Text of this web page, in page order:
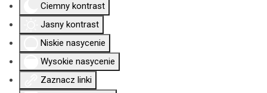
Ciemny kontrast
Jasny kontrast
Niskie nasycenie
Wysokie nasycenie
Zaznacz linki
Aktualności